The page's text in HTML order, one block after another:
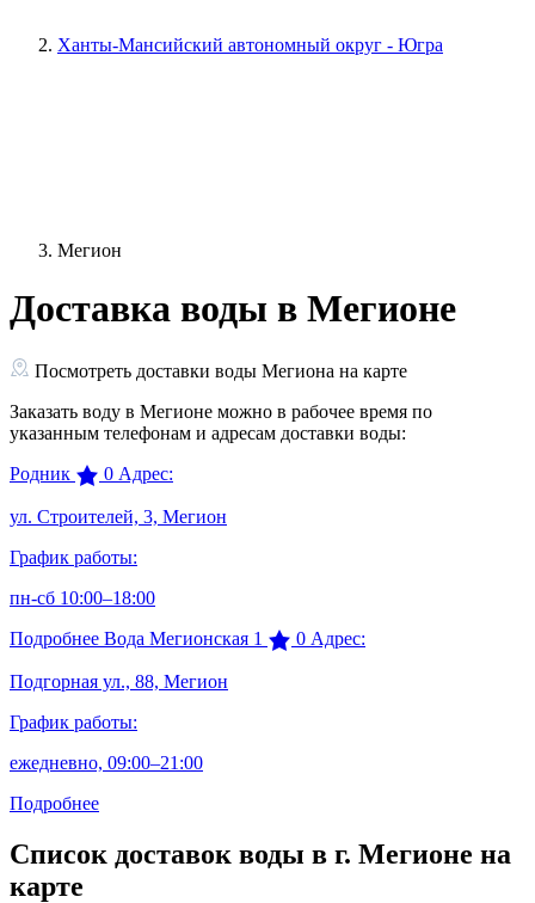
Ханты-Мансийский автономный округ - Югра
Мегион
Доставка воды в Мегионе
Посмотреть доставки воды Мегиона на карте
Заказать воду в Мегионе можно в рабочее время по
указанным телефонам и адресам доставки воды:
Родник
0 Адрес:
ул. Строителей, 3, Мегион
График работы:
пн-сб 10:00–18:00
Подробнее Вода Мегионская 1 0 Адрес:
Подгорная ул., 88, Мегион
График работы:
ежедневно, 09:00–21:00
Подробнее
Список доставок воды в г. Мегионе на
карте